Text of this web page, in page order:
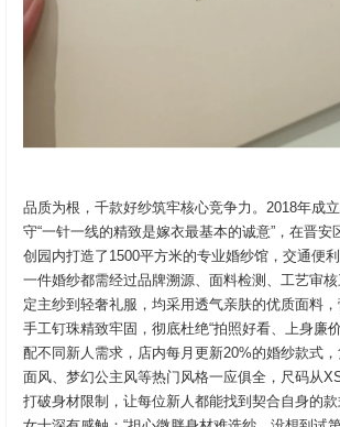
品质为根，千款好纱筑牢核心竞争力。2018年成
守“一针一线的精致是嫁衣最基本的诚意”，在晋安
创园内打造了1500平方米的专业婚纱馆，交通便
一件婚纱都需经过品牌溯源、面料检测、工艺审
定主纱到轻奢礼服，均采用透气亲肤的优质面料，
手工钉珠精致牢固，彻底杜绝“拍照好看、上身廉
配不同新人需求，店内每月更新20%的婚纱款式
面风、梦幻公主风等热门风格一应俱全，尺码从
打破身材限制，让每位新人都能找到契合自身的